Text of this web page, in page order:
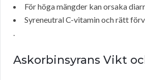
För höga mängder kan orsaka
Syreneutral C-vitamin och rätt
.
Askorbinsyrans Vikt